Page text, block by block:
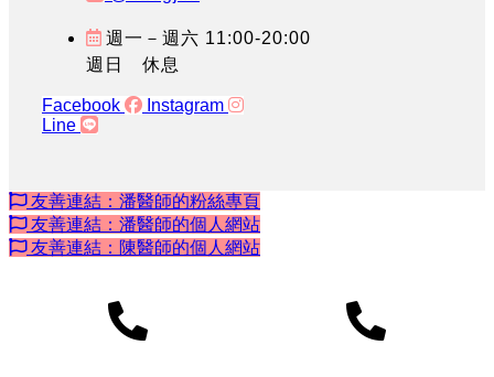
週一－週六 11:00-20:00
週日 休息
Facebook
Instagram
Line
友善連結：潘醫師的粉絲專頁
友善連結：潘醫師的個人網站
友善連結：陳醫師的個人網站